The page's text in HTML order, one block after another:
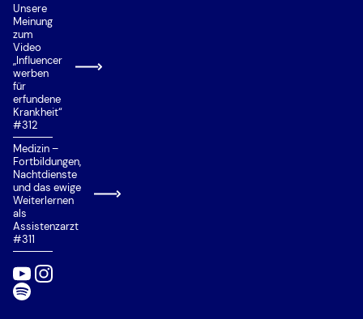
Unsere
Meinung
zum
Video
„Influencer
werben
für
erfundene
Krankheit“
#312
Medizin –
Fortbildungen,
Nachtdienste
und das ewige
Weiterlernen
als
Assistenzarzt
#311